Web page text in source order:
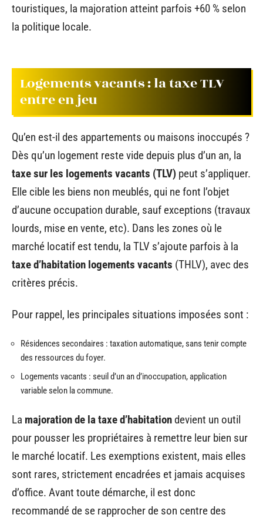
touristiques, la majoration atteint parfois +60 % selon
la politique locale.
Logements vacants : la taxe TLV
entre en jeu
Qu’en est-il des appartements ou maisons inoccupés ?
Dès qu’un logement reste vide depuis plus d’un an, la
taxe sur les logements vacants (TLV) peut s’appliquer.
Elle cible les biens non meublés, qui ne font l’objet
d’aucune occupation durable, sauf exceptions (travaux
lourds, mise en vente, etc). Dans les zones où le
marché locatif est tendu, la TLV s’ajoute parfois à la
taxe d’habitation logements vacants (THLV), avec des
critères précis.
Pour rappel, les principales situations imposées sont :
Résidences secondaires : taxation automatique, sans tenir compte
des ressources du foyer.
Logements vacants : seuil d’un an d’inoccupation, application
variable selon la commune.
La majoration de la taxe d’habitationdevient un outil
pour pousser les propriétaires à remettre leur bien sur
le marché locatif. Les exemptions existent, mais elles
sont rares, strictement encadrées et jamais acquises
d’office. Avant toute démarche, il est donc
recommandé de se rapprocher de son centre des